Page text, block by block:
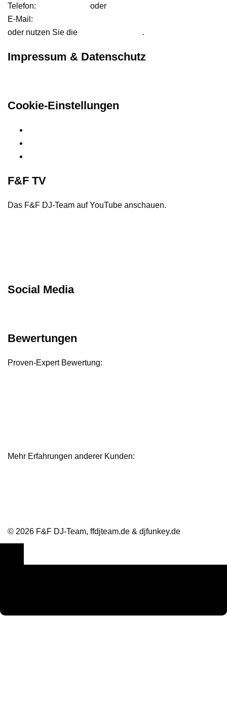
Telefon: oder
E-Mail:
oder nutzen Sie die
.
Impressum & Datenschutz
Cookie-Einstellungen
F&F TV
Das F&F DJ-Team auf YouTube anschauen.
Social Media
Bewertungen
Proven-Expert Bewertung:
Mehr Erfahrungen anderer Kunden:
© 2026 F&F DJ-Team, ffdjteam.de & djfunkey.de